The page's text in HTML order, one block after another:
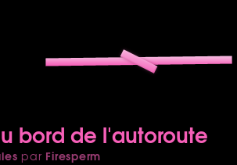
bord de l'autoroute
par Firesperm